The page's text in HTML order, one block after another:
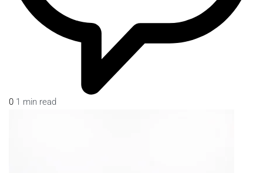
0 1 min read